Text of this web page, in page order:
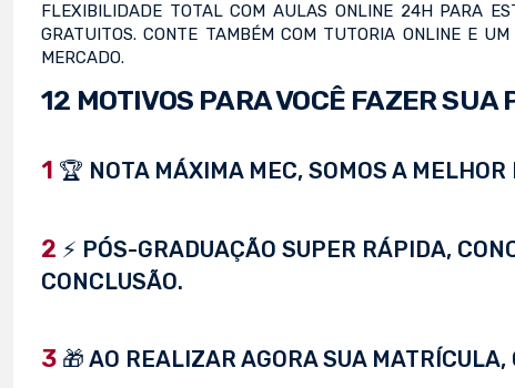
FLEXIBILIDADE TOTAL COM AULAS ONLINE 24H PARA
GRATUITOS. CONTE TAMBÉM COM TUTORIA ONLINE E
MERCADO.
12 MOTIVOS PARA VOCÊ FAZER SUA
1 🏆 NOTA MÁXIMA MEC, SOMOS A
2 ⚡ PÓS-GRADUAÇÃO SUPER RÁPIDA,
CONCLUSÃO.
3 🎁 AO REALIZAR AGORA SUA